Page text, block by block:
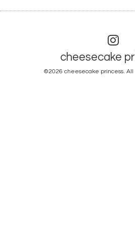
cheesecake
©2026 cheesecake princess. All